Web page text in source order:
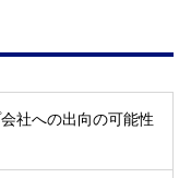
社への出向の可能性